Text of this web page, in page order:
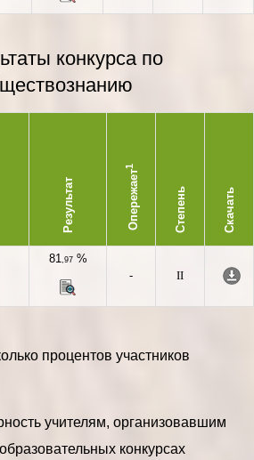
конкурса по
Результат Опережает
1
Степень Скачать
81,97%
-
II
процентов участников
учителям, организовавшим
конкурсах